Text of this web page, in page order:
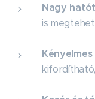
Nagy
is